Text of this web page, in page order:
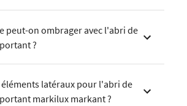
peut-on ombrager avec l'abri de
?
éléments latéraux pour l'abri de
markilux markant ?